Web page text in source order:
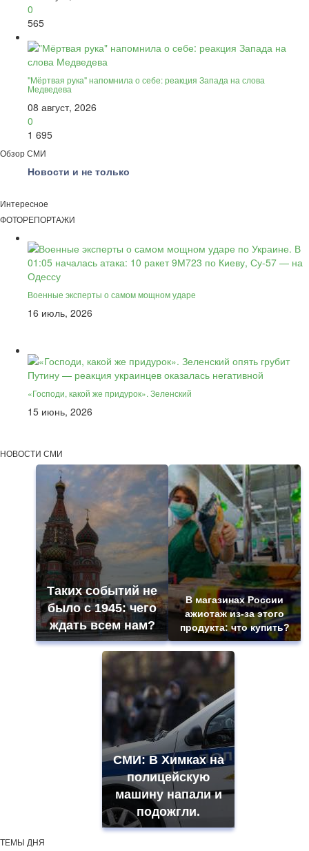
0
565
"Мёртвая рука" напомнила о себе: реакция Запада на слова
Медведева
08 август, 2026
0
1 695
Обзор СМИ
Новости и не только
Интересное
ФОТОРЕПОРТАЖИ
Военные эксперты о самом мощном ударе
16 июль, 2026
«Господи, какой же придурок». Зеленский
15 июнь, 2026
НОВОСТИ СМИ
Таких событий не
было с 1945: чего
ждать всем нам?
В магазинах России
ажиотаж из-за этого
продукта: что купить?
СМИ: В Химках на
полицейскую
машину напали и
подожгли.
ТЕМЫ ДНЯ